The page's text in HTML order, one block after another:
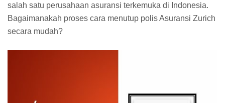
salah satu perusahaan asuransi terkemuka di Indonesia.
Bagaimanakah proses cara menutup polis Asuransi Zurich
secara mudah?